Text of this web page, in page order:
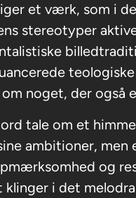
et værk, som i
stereotyper
noget, der også
tale om et
ambitioner,
og
i det